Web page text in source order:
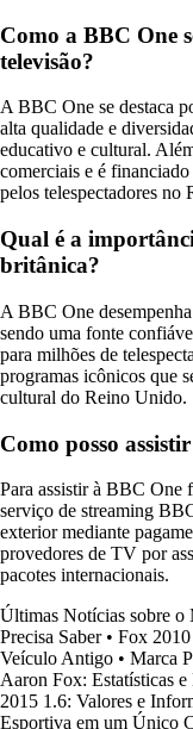
Como a BBC One
televisão?
A BBC One se destaca
alta qualidade e
educativo e cultural.
comerciais e é
pelos telespectadores no
Qual é a
britânica?
A BBC One
sendo uma fonte
para milhões de
programas icônicos que
cultural do Reino Unido.
Como posso
Para assistir à BBC One
serviço de streaming
exterior mediante
provedores de TV por
pacotes internacionais.
Últimas Notícias sobre o
Precisa Saber• Fox 2010
Veículo Antigo • Marca
Aaron Fox: Estatísticas
2015 1.6: Valores e
Esportiva em um Único